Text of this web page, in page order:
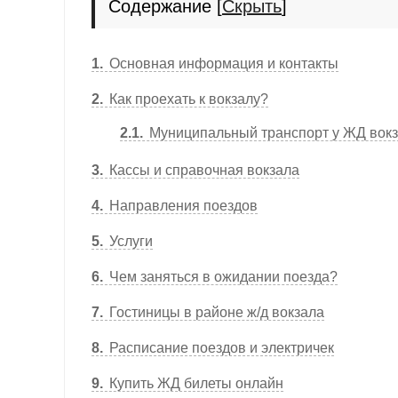
Содержание [Скрыть]
1 Основная информация и контакты
2 Как проехать к вокзалу?
2.1 Муниципальный транспорт у ЖД
3 Кассы и справочная вокзала
4 Направления поездов
5 Услуги
6 Чем заняться в ожидании поезда?
7 Гостиницы в районе ж/д вокзала
8 Расписание поездов и электричек
9 Купить ЖД билеты онлайн